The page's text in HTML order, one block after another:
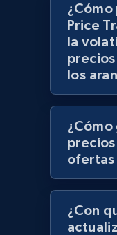
Zara -
1.2K+
Best Buy
Price
la
los
ofertas
¿Con